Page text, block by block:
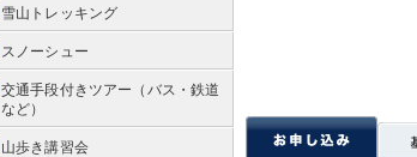
雪山トレッキング
スノーシュー
交通手段付きツアー（バス・鉄道
など）
山歩き講習会